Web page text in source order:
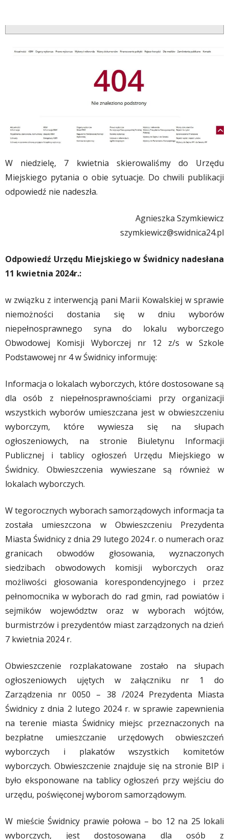
W niedzielę, 7 kwietnia skierowaliśmy do Urzędu
Miejskiego pytania o obie sytuacje. Do chwili publikacji
odpowiedź nie nadeszła.
Agnieszka Szymkiewicz
szymkiewicz@swidnica24.pl
Odpowiedź Urzędu Miejskiego w Świdnicy nadesłana
11 kwietnia 2024r.:
w związku z interwencją pani Marii Kowalskiej w sprawie
niemożności dostania się w dniu wyborów
niepełnosprawnego syna do lokalu wyborczego
Obwodowej Komisji Wyborczej nr 12 z/s w Szkole
Podstawowej nr 4 w Świdnicy informuję:
Informacja o lokalach wyborczych, które dostosowane są
dla osób z niepełnosprawnościami przy organizacji
wszystkich wyborów umieszczana jest w obwieszczeniu
wyborczym, które wywiesza się na słupach
ogłoszeniowych, na stronie Biuletynu Informacji
Publicznej i tablicy ogłoszeń Urzędu Miejskiego w
Świdnicy. Obwieszczenia wywieszane są również w
lokalach wyborczych.
W tegorocznych wyborach samorządowych informacja ta
została umieszczona w Obwieszczeniu Prezydenta
Miasta Świdnicy z dnia 29 lutego 2024 r. o numerach oraz
granicach obwodów głosowania, wyznaczonych
siedzibach obwodowych komisji wyborczych oraz
możliwości głosowania korespondencyjnego i przez
pełnomocnika w wyborach do rad gmin, rad powiatów i
sejmików województw oraz w wyborach wójtów,
burmistrzów i prezydentów miast zarządzonych na dzień
7 kwietnia 2024 r.
Obwieszczenie rozplakatowane zostało na słupach
ogłoszeniowych ujętych w załączniku nr 1 do
Zarządzenia nr 0050 – 38 /2024 Prezydenta Miasta
Świdnicy z dnia 2 lutego 2024 r. w sprawie zapewnienia
na terenie miasta Świdnicy miejsc przeznaczonych na
bezpłatne umieszczanie urzędowych obwieszczeń
wyborczych i plakatów wszystkich komitetów
wyborczych. Obwieszczenie znajduje się na stronie BIP i
było eksponowane na tablicy ogłoszeń przy wejściu do
urzędu, poświęconej wyborom samorządowym.
W mieście Świdnicy prawie połowa – bo 12 na 25 lokali
wyborczych, jest dostosowana dla osób z